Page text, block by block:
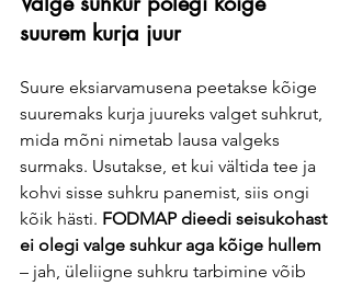
suurem kurja juur
Suure eksiarvamusena peetakse kõige
suuremaks kurja juureks valget suhkrut,
mida mõni nimetab lausa valgeks
surmaks. Usutakse, et kui vältida tee ja
kohvi sisse suhkru panemist, siis ongi
kõik hästi. FODMAP dieedi seisukohast
ei olegi valge suhkur aga kõige hullem
– jah, üleliigne suhkru tarbimine võib